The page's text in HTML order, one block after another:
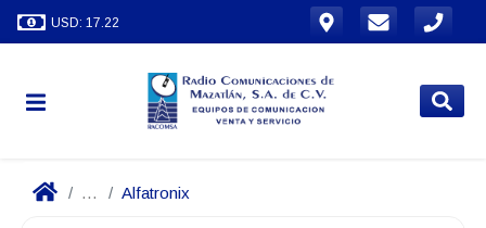
USD: 17.22
... Alfatronix